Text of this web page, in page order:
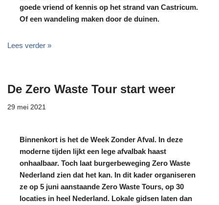
goede vriend of kennis op het strand van Castricum.
Of een wandeling maken door de duinen.
Lees verder »
De Zero Waste Tour start weer
29 mei 2021
Binnenkort is het de Week Zonder Afval. In deze
moderne tijden lijkt een lege afvalbak haast
onhaalbaar. Toch laat burgerbeweging Zero Waste
Nederland zien dat het kan. In dit kader organiseren
ze op 5 juni aanstaande Zero Waste Tours, op 30
locaties in heel Nederland. Lokale gidsen laten dan